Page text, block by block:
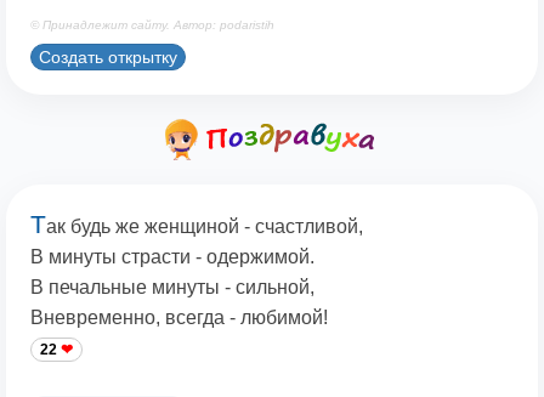
© Принадлежит сайту. Автор: podaristih
Создать открытку
Так будь же женщиной - счастливой,
В минуты страсти - одержимой.
В печальные минуты - сильной,
Вневременно, всегда - любимой!
22